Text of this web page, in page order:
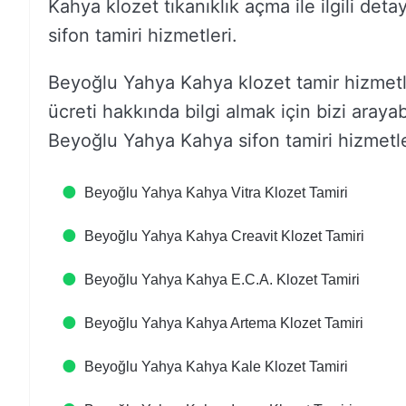
Kahya klozet tıkanıklık açma ile ilgili
sifon tamiri hizmetleri.
Beyoğlu Yahya Kahya klozet tamir
ücreti hakkında bilgi almak için bizi
Beyoğlu Yahya Kahya sifon tamiri
Beyoğlu Yahya Kahya Vitra Klozet Tamiri
Beyoğlu Yahya Kahya Creavit Klozet Tamiri
Beyoğlu Yahya Kahya E.C.A. Klozet Tamiri
Beyoğlu Yahya Kahya Artema Klozet Tamiri
Beyoğlu Yahya Kahya Kale Klozet Tamiri